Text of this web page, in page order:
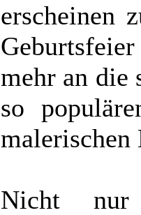
erscheinen
mehr an die
so
malerischen
Nicht nur